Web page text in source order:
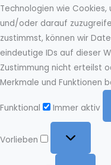
Technologien wie
und/oder darauf
zustimmst, können wir
eindeutige IDs auf dieser
Zustimmung nicht erteilst
Merkmale und Funktionen
Funktional
Immer aktiv
Vorlieben